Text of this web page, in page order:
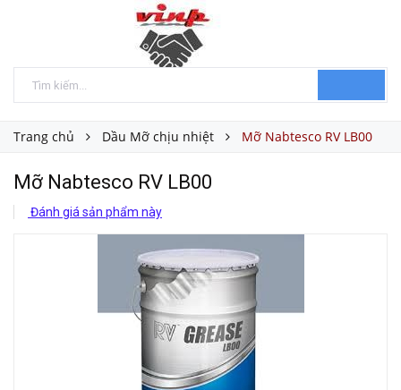
Trang chủ Dầu Mỡ chịu nhiệt Mỡ Nabtesco RV LB00
Mỡ Nabtesco RV LB00
Đánh giá sản phẩm này